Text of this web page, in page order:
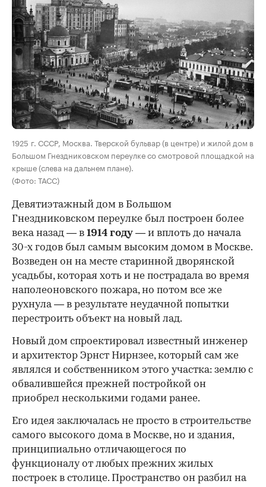
00:00 / 00:00
1925 г. СССР, Москва. Тверской бульвар (в центре) и жилой дом в
Большом Гнездниковском переулке со смотровой площадкой на
крыше (слева на дальнем плане).
(Фото: ТАСС)
Девятиэтажный дом в Большом
Гнездниковском переулке был построен более
века назад — в 1914 году — и вплоть до начала
30-х годов был самым высоким домом в Москве.
Возведен он на месте старинной дворянской
усадьбы, которая хоть и не пострадала во время
наполеоновского пожара, но потом все же
рухнула — в результате неудачной попытки
перестроить объект на новый лад.
Новый дом спроектировал известный инженер
и архитектор Эрнст Нирнзее, который сам же
являлся и собственником этого участка: землю с
обвалившейся прежней постройкой он
приобрел несколькими годами ранее.
Его идея заключалась не просто в строительстве
самого высокого дома в Москве, но и здания,
принципиально отличающегося по
функционалу от любых прежних жилых
построек в столице. Пространство он разбил на